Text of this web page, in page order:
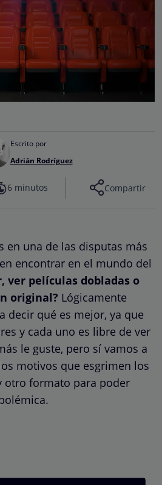
Escrito por
Adrián Rodríguez
6 minutos Compartir
en una de las disputas más
encontrar en el mundo del
ver películas dobladas o
original? Lógicamente
decir qué es mejor, ya que
y cada uno es libre de ver
le guste, pero sí vamos a
motivos que esgrimen los
otro formato para poder